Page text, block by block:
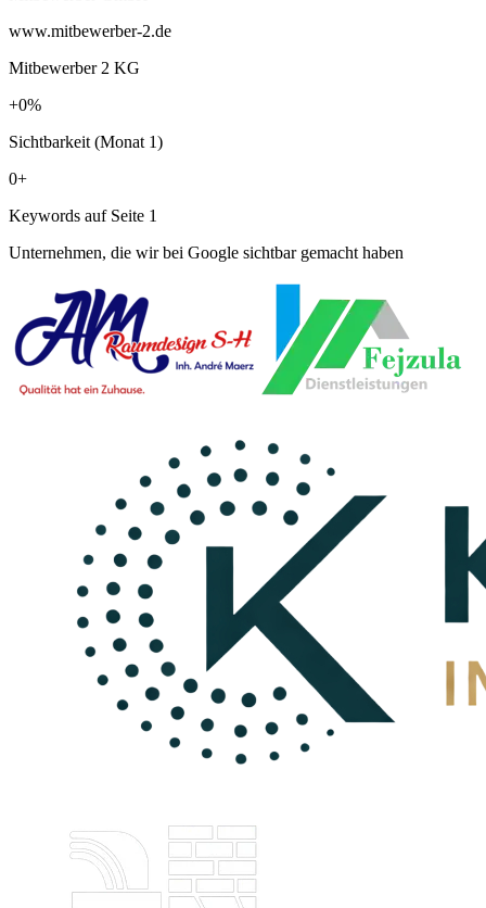
www.mitbewerber-2.de
Mitbewerber 2 KG
+0%
Sichtbarkeit (Monat 1)
0+
Keywords auf Seite 1
Unternehmen, die wir bei Google sichtbar gemacht haben